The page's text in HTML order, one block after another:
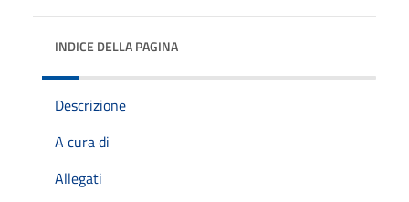
INDICE DELLA PAGINA
Descrizione
A cura di
Allegati